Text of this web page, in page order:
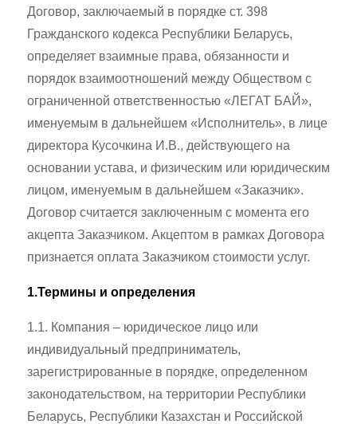
Договор, заключаемый в порядке ст. 398
Гражданского кодекса Республики Беларусь,
определяет взаимные права, обязанности и
порядок взаимоотношений между Обществом с
ограниченной ответственностью «ЛЕГАТ БАЙ»,
именуемым в дальнейшем «Исполнитель», в лице
директора Кусочкина И.В., действующего на
основании устава, и физическим или юридическим
лицом, именуемым в дальнейшем «Заказчик».
Договор считается заключенным с момента его
акцепта Заказчиком. Акцептом в рамках Договора
признается оплата Заказчиком стоимости услуг.
1.Термины и определения
1.1. Компания – юридическое лицо или
индивидуальный предприниматель,
зарегистрированные в порядке, определенном
законодательством, на территории Республики
Беларусь, Республики Казахстан и Российской